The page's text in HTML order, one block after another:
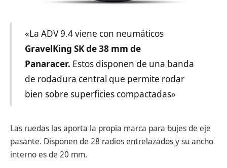
«La ADV 9.4 viene con neumáticos
GravelKing SK de 38 mm de
Panaracer. Estos disponen de una banda
de rodadura central que permite rodar
bien sobre superficies compactadas»
Las ruedas las aporta la propia marca para bujes de eje
pasante. Disponen de 28 radios entrelazados y su ancho
interno es de 20 mm.